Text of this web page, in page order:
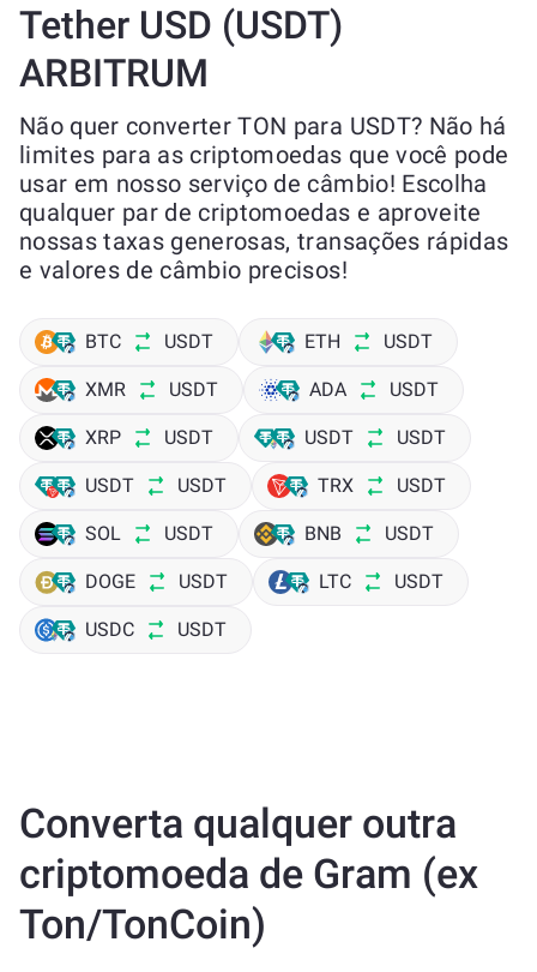
Tether USD (USDT)
ARBITRUM
Não quer converter TON para USDT? Não há
limites para as criptomoedas que você pode
usar em nosso serviço de câmbio! Escolha
qualquer par de criptomoedas e aproveite
nossas taxas generosas, transações rápidas
e valores de câmbio precisos!
BTC USDT ETH USDT
XMR USDT ADA USDT
XRP USDT USDT USDT
USDT USDT TRX USDT
SOL USDT BNB USDT
DOGE USDT LTC USDT
USDC USDT
Converta qualquer outra
criptomoeda de Gram (ex
Ton/TonCoin)